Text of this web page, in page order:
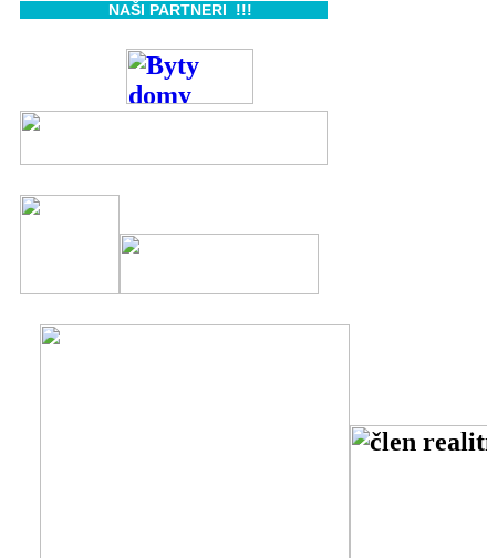
NAŠI PARTNERI !!!